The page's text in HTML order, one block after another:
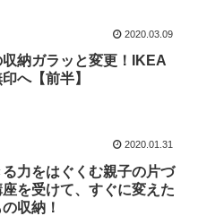
2020.03.09
納ガラッと変更！IKEA
へ【前半】
2020.01.31
る力をはぐくむ親子の片づ
座を受けて、すぐに変えた
収納！